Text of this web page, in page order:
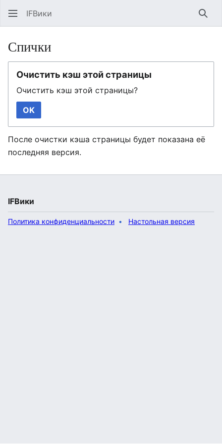
IFВики
Спички
Очистить кэш этой страницы
Очистить кэш этой страницы?
OK
После очистки кэша страницы будет показана её
последняя версия.
IFВики
Политика конфиденциальности Настольная версия